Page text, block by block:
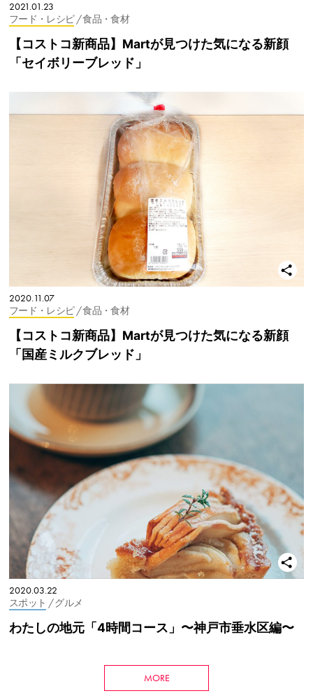
2021.01.23
フード・レシピ / 食品・食材
【コストコ新商品】Martが見つけた気になる新顔
「セイボリーブレッド」
2020.11.07
フード・レシピ / 食品・食材
【コストコ新商品】Martが見つけた気になる新顔
「国産ミルクブレッド」
2020.03.22
スポット / グルメ
わたしの地元「4時間コース」〜神戸市垂水区編〜
MORE